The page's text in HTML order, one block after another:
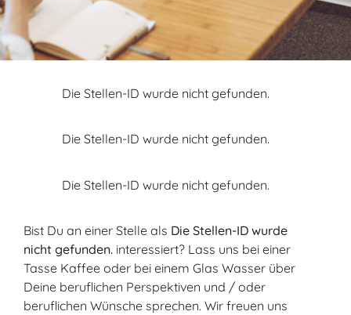
Die Stellen-ID wurde nicht gefunden.
Die Stellen-ID wurde nicht gefunden.
Die Stellen-ID wurde nicht gefunden.
Bist Du an einer Stelle als Die Stellen-ID wurde
nicht gefunden. interessiert? Lass uns bei einer
Tasse Kaffee oder bei einem Glas Wasser über
Deine beruflichen Perspektiven und / oder
beruflichen Wünsche sprechen. Wir freuen uns